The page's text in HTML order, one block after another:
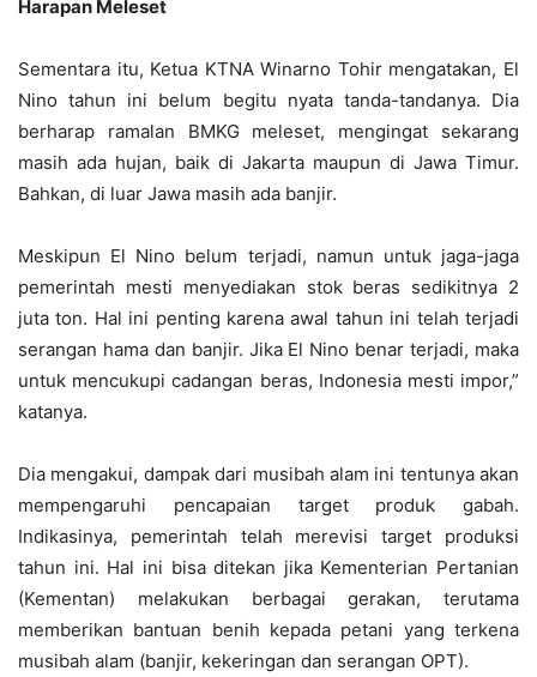
Harapan Meleset
Sementara itu, Ketua KTNA Winarno Tohir mengatakan, El
Nino tahun ini belum begitu nyata tanda-tandanya. Dia
berharap ramalan BMKG meleset, mengingat sekarang
masih ada hujan, baik di Jakarta maupun di Jawa Timur.
Bahkan, di luar Jawa masih ada banjir.
Meskipun El Nino belum terjadi, namun untuk jaga-jaga
pemerintah mesti menyediakan stok beras sedikitnya 2
juta ton. Hal ini penting karena awal tahun ini telah terjadi
serangan hama dan banjir. Jika El Nino benar terjadi, maka
untuk mencukupi cadangan beras, Indonesia mesti impor,”
katanya.
Dia mengakui, dampak dari musibah alam ini tentunya akan
mempengaruhi pencapaian target produk gabah.
Indikasinya, pemerintah telah merevisi target produksi
tahun ini. Hal ini bisa ditekan jika Kementerian Pertanian
(Kementan) melakukan berbagai gerakan, terutama
memberikan bantuan benih kepada petani yang terkena
musibah alam (banjir, kekeringan dan serangan OPT).